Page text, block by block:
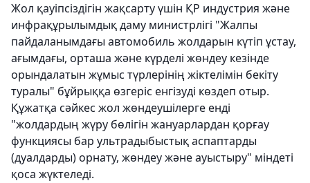
Жол қауіпсіздігін жақсарту үшін ҚР индустрия және
инфрақұрылымдық даму министрлігі "Жалпы
пайдаланымдағы автомобиль жолдарын күтіп ұстау,
ағымдағы, орташа және күрделі жөндеу кезінде
орындалатын жұмыс түрлерінің жіктелімін бекіту
туралы" бұйрыққа өзгеріс енгізуді көздеп отыр.
Құжатқа сәйкес жол жөндеушілерге енді
"жолдардың жүру бөлігін жануарлардан қорғау
функциясы бар ультрадыбыстық аспаптарды
(дуалдарды) орнату, жөндеу және ауыстыру" міндеті
қоса жүктеледі.